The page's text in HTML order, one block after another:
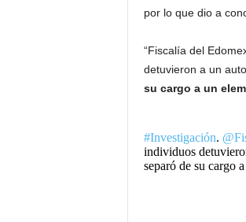
por lo que dio a
“Fiscalía del
detuvieron a un
su cargo a un
#Investigación.
individuos
separó de su cargo